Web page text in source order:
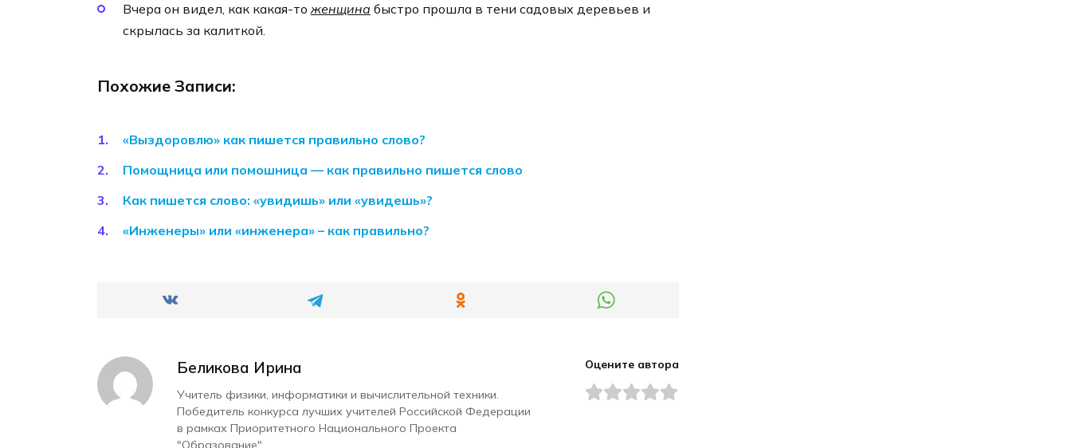
Вчера он видел, как какая-тоженщина быстро прошла в тени садовых деревьев и
скрылась за калиткой.
Похожие Записи:
«Выздоровлю» как пишется правильно слово?
Помощница или помошница — как правильно пишется слово
Как пишется слово: «увидишь» или «увидешь»?
«Инженеры» или «инженера» – как правильно?
Беликова Ирина
Учитель физики, информатики и вычислительной техники.
Победитель конкурса лучших учителей Российской Федерации
в рамках Приоритетного Национального Проекта
"Образование".
Оцените автора